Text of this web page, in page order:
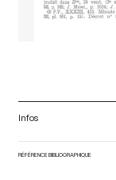
Infos
RÉFÉRENCE BIBLIOGRAPHIQUE